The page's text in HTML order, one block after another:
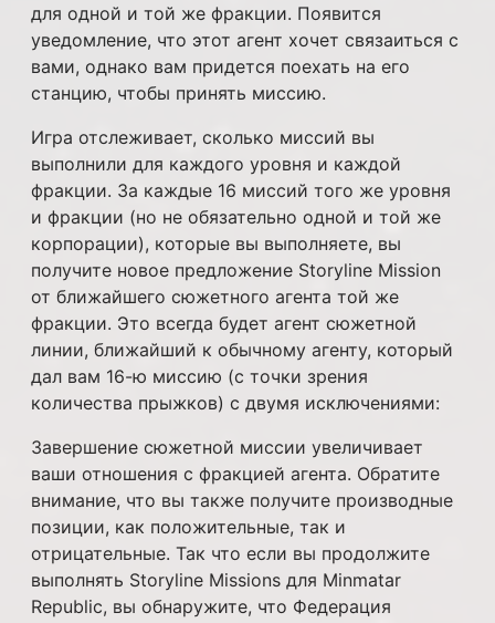
для одной и той же фракции. Появится
уведомление, что этот агент хочет связаиться с
вами, однако вам придется поехать на его
станцию, чтобы принять миссию.
Игра отслеживает, сколько миссий вы
выполнили для каждого уровня и каждой
фракции. За каждые 16 миссий того же уровня
и фракции (но не обязательно одной и той же
корпорации), которые вы выполняете, вы
получите новое предложение Storyline Mission
от ближайшего сюжетного агента той же
фракции. Это всегда будет агент сюжетной
линии, ближайший к обычному агенту, который
дал вам 16-ю миссию (с точки зрения
количества прыжков) с двумя исключениями:
Завершение сюжетной миссии увеличивает
ваши отношения с фракцией агента. Обратите
внимание, что вы также получите производные
позиции, как положительные, так и
отрицательные. Так что если вы продолжите
выполнять Storyline Missions для Minmatar
Republic, вы обнаружите, что Федерация